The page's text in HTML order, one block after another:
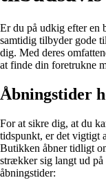
Er du på udkig efter en
samtidig tilbyder gode
dig. Med deres
at finde din foretrukne
Åbningstider
For at sikre dig, at du
tidspunkt, er det vigtigt
Butikken åbner tidligt
strækker sig langt ud på
åbningstider: